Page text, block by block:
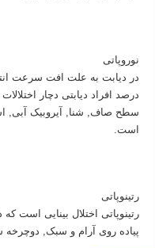
نوروپاتی
در دیابت به علت افت سرعت
درصد افراد دیابتی دچار
سطح صاف, شنا, آیروبیک آبی,
است.
رتینوپاتی
رتینوپاتی اختلال بینایی است
پیاده روی آرام و سبک,